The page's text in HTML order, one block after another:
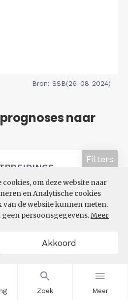
Zoek Meer
om deze website naar
en Analytische cookies
de website kunnen meten.
persoonsgegevens.Meer
Akkoord
Bron: SSB(26-08-2024)
naar
NAAR
Filters